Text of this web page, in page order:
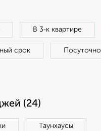
В 3‑к квартире
срок Посуточно
(24)
Таунхаусы